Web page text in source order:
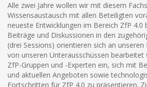
Alle zwei Jahre wollen wir mit diesem
Wissensaustausch mit allen Beteiligten
neueste Entwicklungen im Bereich ZfP 4.0
Beiträge und Diskussionen in den
(drei Sessions) orientieren sich an
von unseren Unterausschüssen bearbeitet
ZfP-Gruppen und -Experten ein, sich mit
und aktuellen Angeboten sowie
Fortschritten für ZfP 4.0 zu präsentieren.